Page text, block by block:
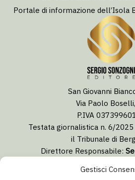
Gestisci
Portale di informazione dell’Isola
San Giovanni
Via Paolo
P.IVA
Testata giornalistica n. 6/
il Tribunale di
Direttore Responsabile: